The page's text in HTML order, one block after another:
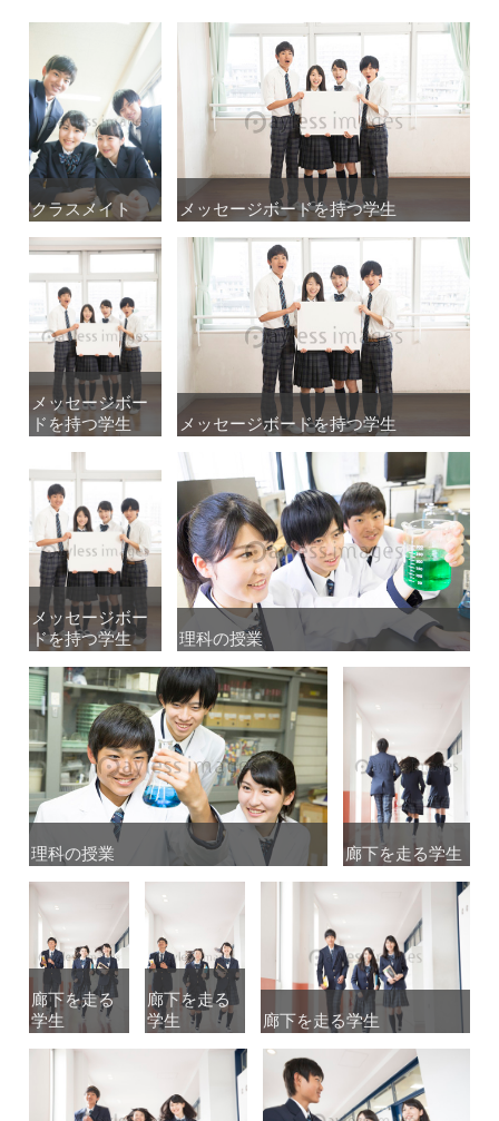
クラスメイト
クラスメイト メッセージボードを持つ学生
メッセージボードを持つ学生
メッセージボー
ドを持つ学生
メッセージボー
ドを持つ学生
メッセージボードを持つ学生
メッセージボードを持つ学生
メッセージボー
ドを持つ学生
メッセージボー
ドを持つ学生
理科の授業
理科の授業
理科の授業
理科の授業 廊下を走る学生
廊下を走る学生
廊下を走る
学生
廊下を走る
学生
廊下を走る
学生
廊下を走る
学生
廊下を走る学生
廊下を走る学生